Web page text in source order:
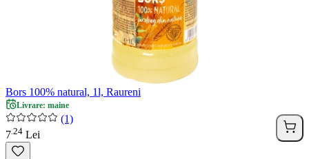
Bors 100% natural, 1l, Raureni
Livrare: maine
(1)
7 24 Lei